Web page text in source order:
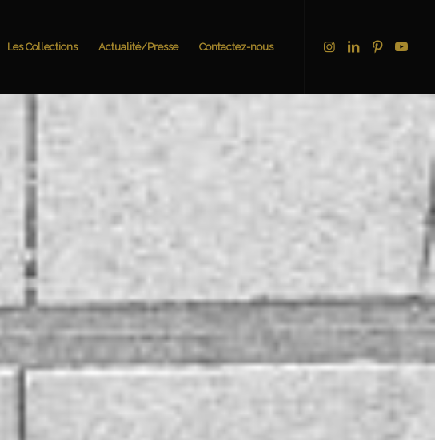
Les Collections Actualité/Presse Contactez-nous